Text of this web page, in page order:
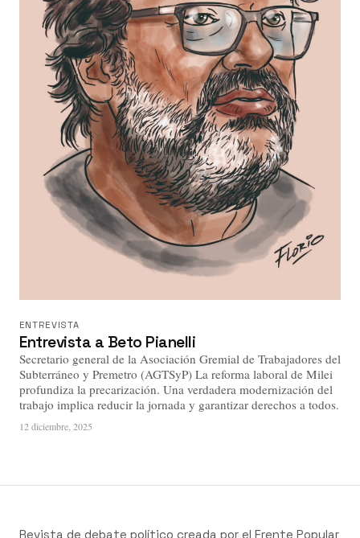
ENTREVISTA
Entrevista a Beto Pianelli
Secretario general de la Asociación Gremial de Trabajadores del
Subterráneo y Premetro (AGTSyP) La reforma laboral de Milei
profundiza la precarización. Una verdadera modernización del
trabajo implica reducir la jornada y garantizar derechos a todos.
12 diciembre, 2025
Revista de debate político creada por el Frente Popular